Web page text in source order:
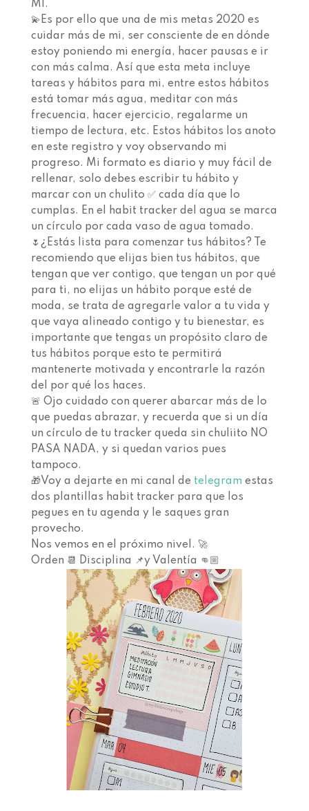
MI.
💫Es por ello que una de mis metas 2020 es
cuidar más de mi, ser consciente de en dónde
estoy poniendo mi energía, hacer pausas e ir
con más calma. Así que esta meta incluye
tareas y hábitos para mi, entre estos hábitos
está tomar más agua, meditar con más
frecuencia, hacer ejercicio, regalarme un
tiempo de lectura, etc. Estos hábitos los anoto
en este registro y voy observando mi
progreso. Mi formato es diario y muy fácil de
rellenar, solo debes escribir tu hábito y
marcar con un chulito ✅ cada día que lo
cumplas. En el habit tracker del agua se marca
un círculo por cada vaso de agua tomado.
🌷¿Estás lista para comenzar tus hábitos? Te
recomiendo que elijas bien tus hábitos, que
tengan que ver contigo, que tengan un por qué
para ti, no elijas un hábito porque esté de
moda, se trata de agregarle valor a tu vida y
que vaya alineado contigo y tu bienestar, es
importante que tengas un propósito claro de
tus hábitos porque esto te permitirá
mantenerte motivada y encontrarle la razón
del por qué los haces.
🚨 Ojo cuidado con querer abarcar más de lo
que puedas abrazar, y recuerda que si un día
un círculo de tu tracker queda sin chuliito NO
PASA NADA, y si quedan varios pues
tampoco.
🎁Voy a dejarte en mi canal de telegram estas
dos plantillas habit tracker para que los
pegues en tu agenda y le saques gran
provecho.
Nos vemos en el próximo nivel. 🚀
Orden 📆 Disciplina 📌y Valentía 👊🏼